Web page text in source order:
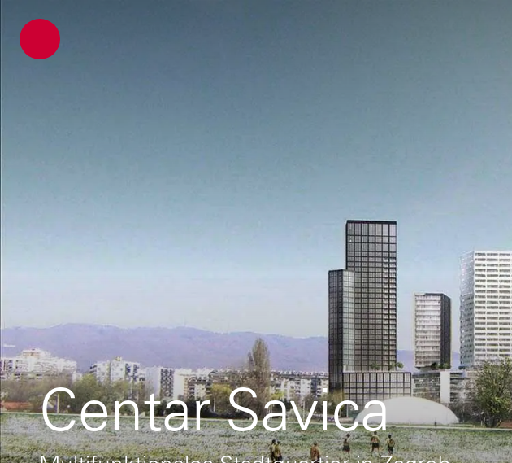
ATP Architekten Ingenieure
Centar Savica